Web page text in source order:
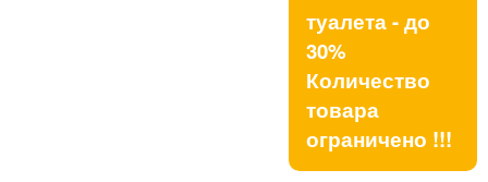
туалета - до
30%
Количество
товара
ограничено !!!